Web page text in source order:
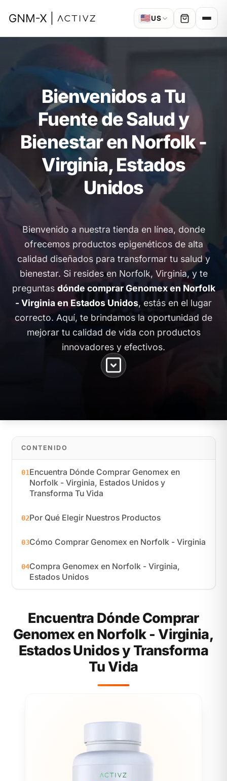
🇺🇸US
Bienvenidos a Tu
Fuente de Salud y
Bienestar en Norfolk -
Virginia, Estados
Unidos
Bienvenido a nuestra tienda en línea, donde
ofrecemos productos epigenéticos de alta
calidad diseñados para transformar tu salud y
bienestar. Si resides en Norfolk, Virginia, y te
preguntas dónde comprar Genomex en Norfolk
- Virginia en Estados Unidos, estás en el lugar
correcto. Aquí, te brindamos la oportunidad de
mejorar tu calidad de vida con productos
innovadores y efectivos.
CONTENIDO
01Encuentra Dónde Comprar Genomex en
Norfolk - Virginia, Estados Unidos y
Transforma Tu Vida
02Por Qué Elegir Nuestros Productos
03Cómo Comprar Genomex en Norfolk - Virginia
04Compra Genomex en Norfolk - Virginia,
Estados Unidos
Encuentra Dónde Comprar
Genomex en Norfolk - Virginia,
Estados Unidos y Transforma
Tu Vida